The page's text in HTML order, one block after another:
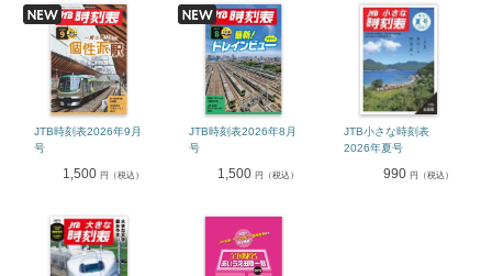
JTB時刻表2026年9月
号
1,500 円（税込）
JTB時刻表2026年8月
号
1,500 円（税込）
JTB小さな時刻表
2026年夏号
990 円（税込）